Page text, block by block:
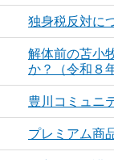
独身税反対に
解体前の苫小
か？（令和８
豊川コミュニ
プレミアム商